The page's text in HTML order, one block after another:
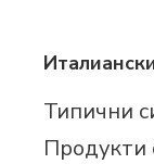
Типични
Продукти